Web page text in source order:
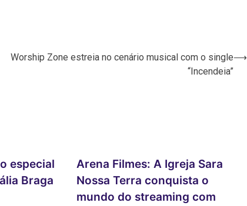
Worship Zone estreia no cenário musical com o single
“Incendeia”
⟶
especial
Braga
Arena Filmes: A Igreja Sara
Nossa Terra conquista o
mundo do streaming com